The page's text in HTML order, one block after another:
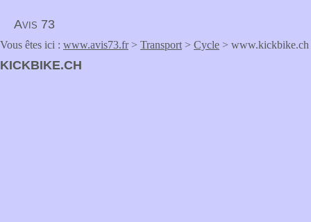
Avis 73
Vous êtes ici : www.avis73.fr> Transport > Cycle > www.kickbike.ch
KICKBIKE.CH